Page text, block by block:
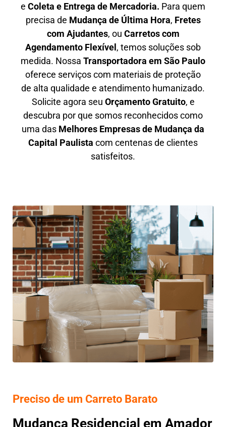
e Coleta e Entrega de Mercadoria. Para quem
precisa de Mudança de Última Hora, Fretes
com Ajudantes, ou Carretos com
Agendamento Flexível , temos soluções sob
medida. Nossa Transportadora em São Paulo
oferece serviços com materiais de proteção
de alta qualidade e atendimento humanizado.
Solicite agora seu Orçamento Gratuito, e
descubra por que somos reconhecidos como
uma das Melhores Empresas de Mudança da
Capital Paulista com centenas de clientes
satisfeitos.
Preciso de um Carreto Barato
Mudança Residencial em Amador